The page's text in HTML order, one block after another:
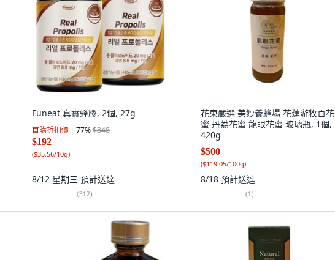
Funeat 真實蜂膠, 2個, 27g
首購折扣價 77%$848
$192
($35.56/10g)
8/12 星期三 預計送達
(312)
花東嚴選 美妙養蜂場 花蓮游牧百花
蜜 丹荔花蜜 龍眼花蜜 玻璃瓶, 1個,
420g
$500
($119.05/100g)
8/18 預計送達
(1)